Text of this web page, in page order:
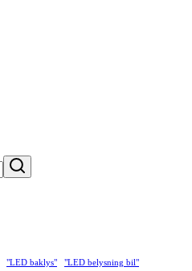
"LED baklys"
"LED belysning bil"